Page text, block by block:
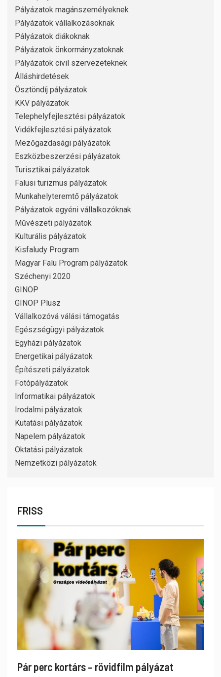
Pályázatok magánszemélyeknek
Pályázatok vállalkozásoknak
Pályázatok diákoknak
Pályázatok önkormányzatoknak
Pályázatok civil szervezeteknek
Álláshirdetések
Ösztöndíj pályázatok
KKV pályázatok
Telephelyfejlesztési pályázatok
Vidékfejlesztési pályázatok
Mezőgazdasági pályázatok
Eszközbeszerzési pályázatok
Turisztikai pályázatok
Falusi turizmus pályázatok
Munkahelyteremtő pályázatok
Pályázatok egyéni vállalkozóknak
Művészeti pályázatok
Kulturális pályázatok
Kisfaludy Program
Magyar Falu Program pályázatok
Széchenyi 2020
GINOP
GINOP Plusz
Vállalkozóvá válási támogatás
Egészségügyi pályázatok
Egyházi pályázatok
Energetikai pályázatok
Építészeti pályázatok
Fotópályázatok
Informatikai pályázatok
Irodalmi pályázatok
Kutatási pályázatok
Napelem pályázatok
Oktatási pályázatok
Nemzetközi pályázatok
FRISS
Pár perc kortárs – rövidfilm pályázat